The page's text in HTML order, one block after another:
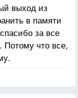
выход из
в памяти
за все
что все,